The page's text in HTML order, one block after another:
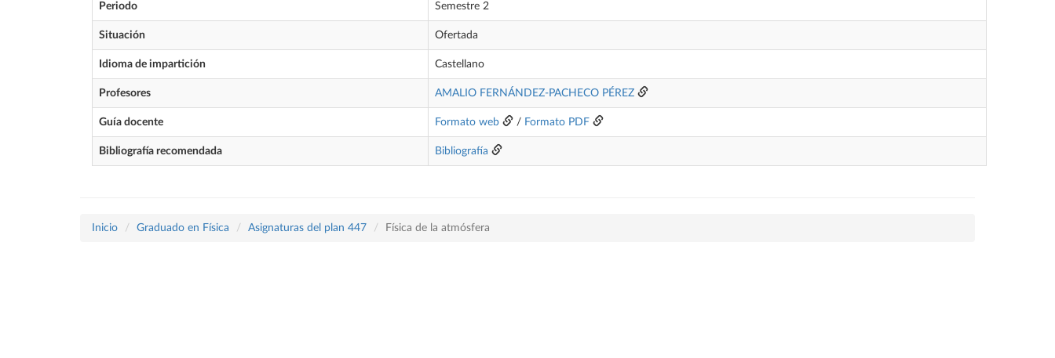
Periodo Semestre 2
Situación Ofertada
Idioma de impartición Castellano
Profesores AMALIO FERNÁNDEZ-PACHECO PÉREZ
Guía docente Formato web / Formato PDF
Bibliografía recomendada Bibliografía
Inicio Graduado en Física Asignaturas del plan 447 Física de la atmósfera